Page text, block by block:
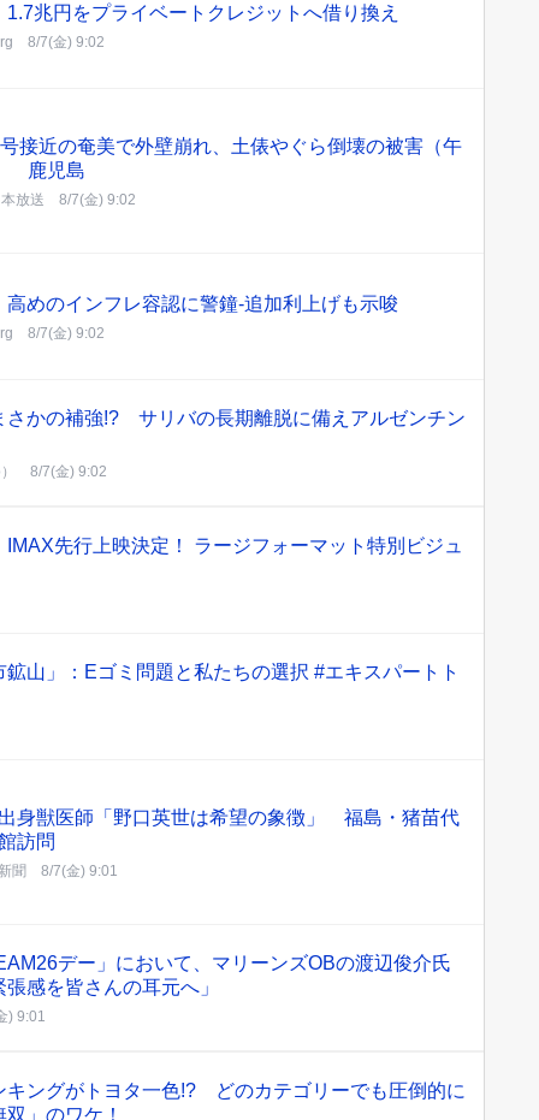
兆円をプライベートクレジットへ借り換え
8/7(金) 9:02
接近の奄美で外壁崩れ、土俵やぐら倒壊の被害（午
鹿児島
放送 8/7(金) 9:02
めのインフレ容認に警鐘-追加利上げも示唆
8/7(金) 9:02
さかの補強!? サリバの長期離脱に備えアルゼンチン
8/7(金) 9:02
先行上映決定！ ラージフォーマット特別ビジュ
山」：Eゴミ問題と私たちの選択 #エキスパートト
身獣医師「野口英世は希望の象徴」 福島・猪苗代
訪問
聞 8/7(金) 9:01
デー」において、マリーンズOBの渡辺俊介氏
感を皆さんの耳元へ」
) 9:01
キングがトヨタ一色!? どのカテゴリーでも圧倒的に
」のワケ！